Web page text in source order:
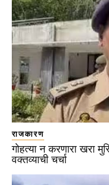
राजकारण
गोहत्या न करणारा खरा
वक्तव्याची चर्चा